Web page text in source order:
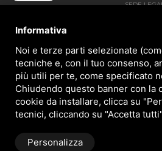
SEDE
SEDE
VIA
20873
SRL - P.IVA 09985650960
DA GOOGLE RECAPTCHA V3,
Informativa
Noi e terze parti selezionate
tecniche e, con il tuo consenso,
più utili per te, come specificato
Chiudendo questo banner con la
cookie da installare, clicca su
tecnici, cliccando su "Accetta
Personalizza